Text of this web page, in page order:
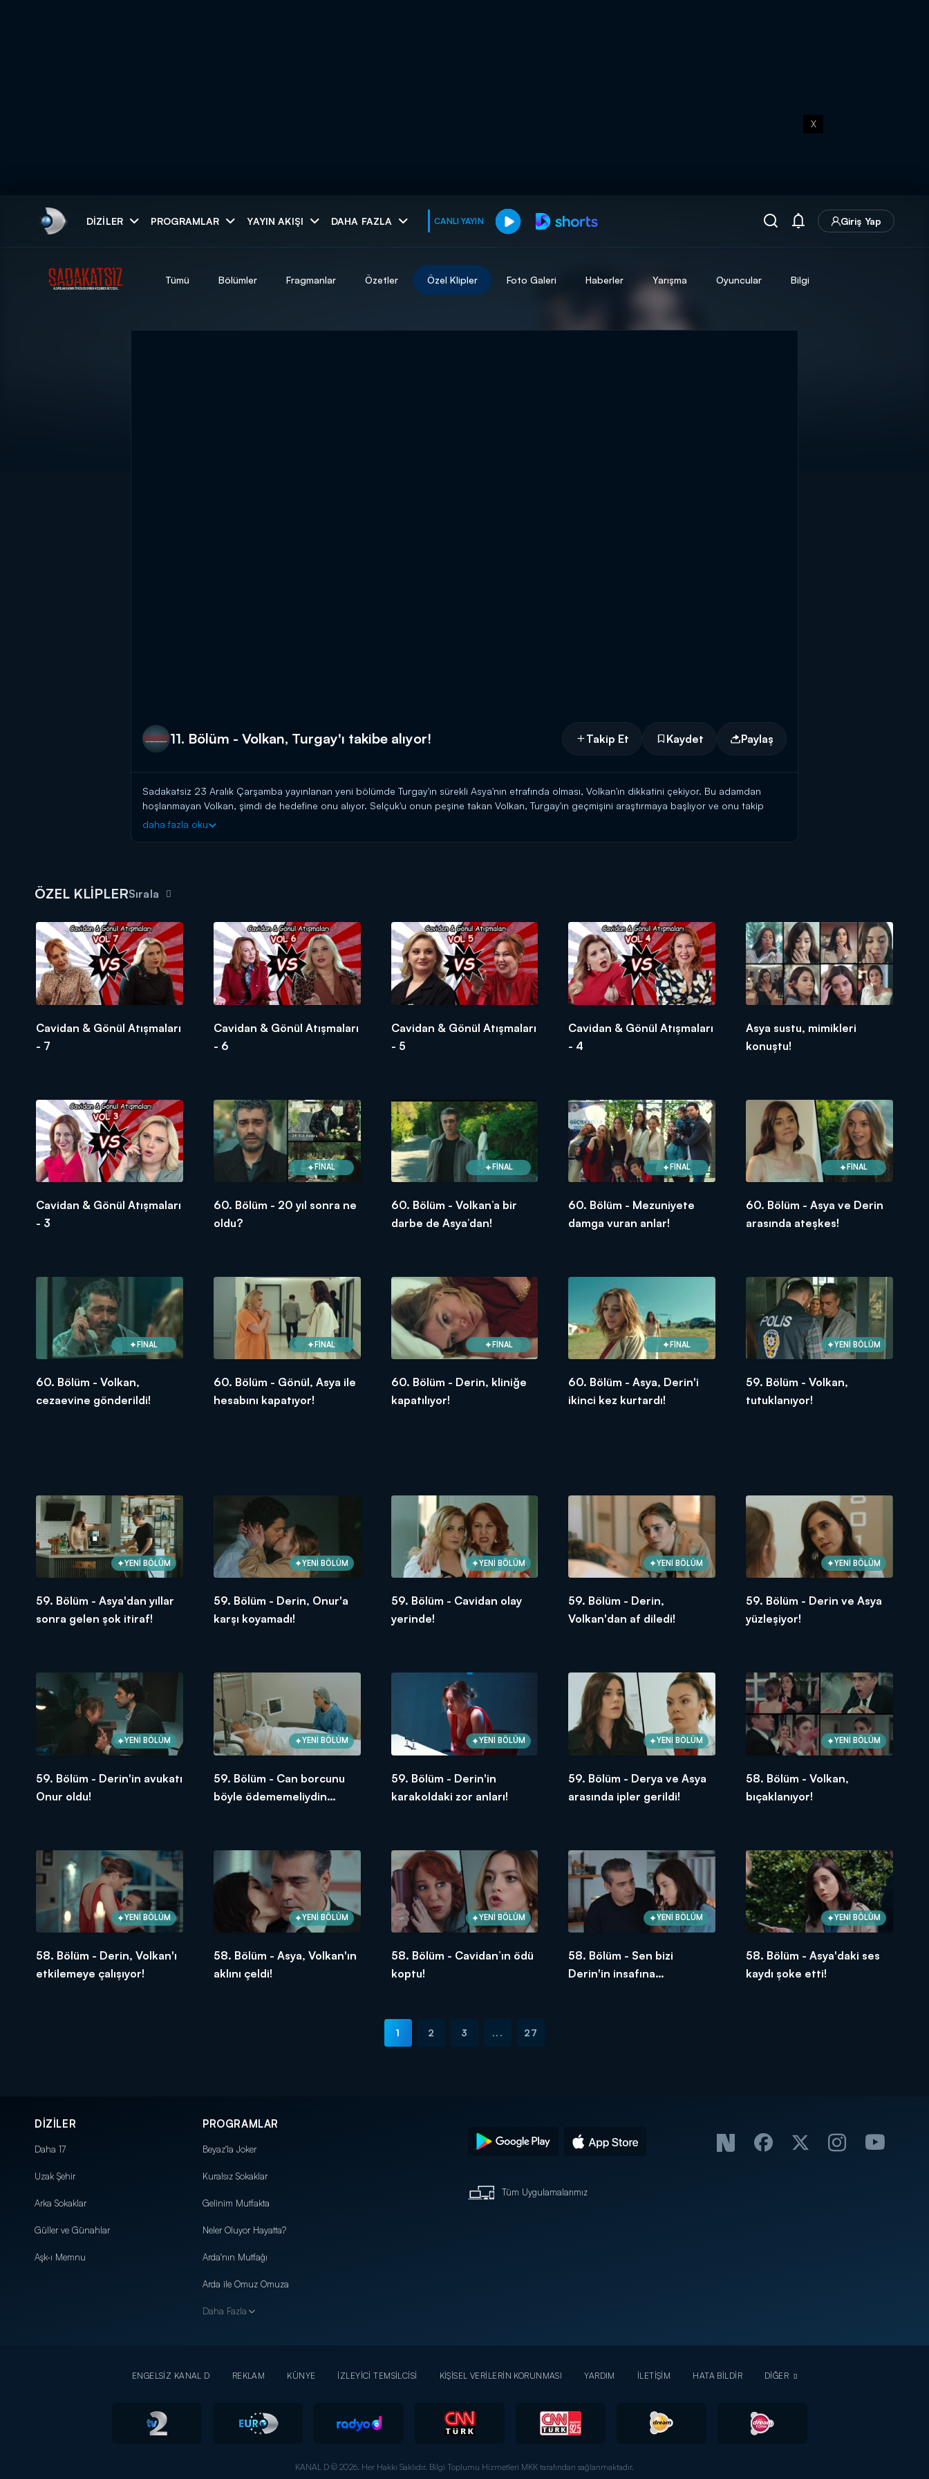
X
DIZILER PROGRAMLAR YAYIN AKIŞI DAHA FAZLA CANLI YAYIN Giriş Yap
muhteşem ikili
Tümü Bölümler Fragmanlar Özetler Özel Klipler Foto Galeri Haberler Yarışma Oyuncular Bilgi
11. Bölüm - Volkan, Turgay'ı takibe alıyor! Takip Et Kaydet Paylaş
Sadakatsiz 23 Aralık Çarşamba yayınlanan yeni bölümde Turgay'ın sürekli Asya'nın etrafında olması, Volkan'ın dikkatini çekiyor. Bu adamdan
hoşlanmayan Volkan, şimdi de hedefine onu alıyor. Selçuk'u onun peşine takan Volkan, Turgay'ın geçmişini araştırmaya başlıyor ve onu takip
ettiriyor. Turgay'ın önceden bir evlilik yaptığını ve çocuğu olduğunu öğreniyor. Henüz ona karşı kuvvetli bir koz yakalayamayan Volkan, onunla
daha fazla oku
ÖZEL KLİPLERSırala
Cavidan & Gönül Atışmaları
- 7
Cavidan & Gönül Atışmaları
- 6
Cavidan & Gönül Atışmaları
- 5
Cavidan & Gönül Atışmaları
- 4
Asya sustu, mimikleri
konuştu!
Cavidan & Gönül Atışmaları
- 3
FİNAL
60. Bölüm - 20 yıl sonra ne
oldu?
FİNAL
60. Bölüm - Volkan’a bir
darbe de Asya’dan!
FİNAL
60. Bölüm - Mezuniyete
damga vuran anlar!
FİNAL
60. Bölüm - Asya ve Derin
arasında ateşkes!
FİNAL
60. Bölüm - Volkan,
cezaevine gönderildi!
FİNAL
60. Bölüm - Gönül, Asya ile
hesabını kapatıyor!
FİNAL
60. Bölüm - Derin, kliniğe
kapatılıyor!
FİNAL
60. Bölüm - Asya, Derin'i
ikinci kez kurtardı!
YENİ BÖLÜM
59. Bölüm - Volkan,
tutuklanıyor!
YENİ BÖLÜM
59. Bölüm - Asya'dan yıllar
sonra gelen şok itiraf!
YENİ BÖLÜM
59. Bölüm - Derin, Onur'a
karşı koyamadı!
YENİ BÖLÜM
59. Bölüm - Cavidan olay
yerinde!
YENİ BÖLÜM
59. Bölüm - Derin,
Volkan'dan af diledi!
YENİ BÖLÜM
59. Bölüm - Derin ve Asya
yüzleşiyor!
YENİ BÖLÜM
59. Bölüm - Derin'in avukatı
Onur oldu!
YENİ BÖLÜM
59. Bölüm - Can borcunu
böyle ödememeliydin
YENİ BÖLÜM
59. Bölüm - Derin'in
karakoldaki zor anları!
YENİ BÖLÜM
59. Bölüm - Derya ve Asya
arasında ipler gerildi!
YENİ BÖLÜM
58. Bölüm - Volkan,
bıçaklanıyor!
YENİ BÖLÜM
58. Bölüm - Derin, Volkan'ı
etkilemeye çalışıyor!
YENİ BÖLÜM
58. Bölüm - Asya, Volkan'ın
aklını çeldi!
YENİ BÖLÜM
58. Bölüm - Cavidan’ın ödü
koptu!
YENİ BÖLÜM
58. Bölüm - Sen bizi
Derin'in insafına
YENİ BÖLÜM
58. Bölüm - Asya'daki ses
kaydı şoke etti!
1 2 3 ... 27
DİZİLER
Daha 17
Uzak Şehir
Arka Sokaklar
Güller ve Günahlar
Aşk-ı Memnu
PROGRAMLAR
Beyaz'la Joker
Kuralsız Sokaklar
Gelinim Mutfakta
Neler Oluyor Hayatta?
Arda'nın Mutfağı
Arda ile Omuz Omuza
Daha Fazla
Tüm Uygulamalarımız
ENGELSİZ KANAL D REKLAM KÜNYE İZLEYİCİ TEMSİLCİSİ KİŞİSEL VERİLERİN KORUNMASI YARDIM İLETİŞİM HATA BİLDİR DİĞER
KANAL D © 2026. Her Hakkı Saklıdır. Bilgi Toplumu Hizmetleri MKK tarafından sağlanmaktadır.